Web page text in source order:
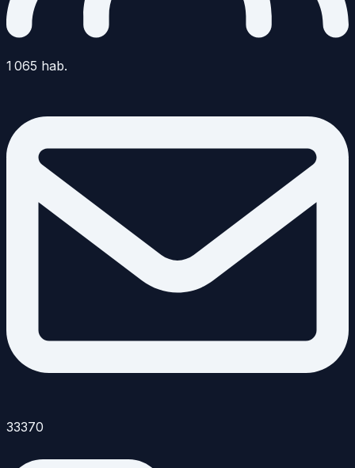
1 065 hab.
33370